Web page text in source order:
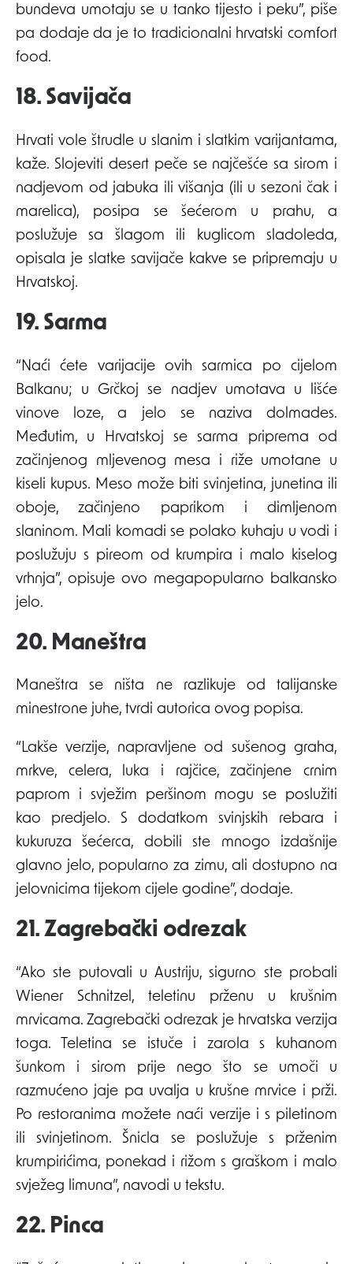
bundeva umotaju se u tanko tijesto i peku”, piše
pa dodaje da je to tradicionalni hrvatski comfort
food.
18. Savijača
Hrvati vole štrudle u slanim i slatkim varijantama,
kaže. Slojeviti desert peče se najčešće sa sirom i
nadjevom od jabuka ili višanja (ili u sezoni čak i
marelica), posipa se šećerom u prahu, a
poslužuje sa šlagom ili kuglicom sladoleda,
opisala je slatke savijače kakve se pripremaju u
Hrvatskoj.
19. Sarma
“Naći ćete varijacije ovih sarmica po cijelom
Balkanu; u Grčkoj se nadjev umotava u lišće
vinove loze, a jelo se naziva dolmades.
Međutim, u Hrvatskoj se sarma priprema od
začinjenog mljevenog mesa i riže umotane u
kiseli kupus. Meso može biti svinjetina, junetina ili
oboje, začinjeno paprikom i dimljenom
slaninom. Mali komadi se polako kuhaju u vodi i
poslužuju s pireom od krumpira i malo kiselog
vrhnja”, opisuje ovo megapopularno balkansko
jelo.
20. Maneštra
Maneštra se ništa ne razlikuje od talijanske
minestrone juhe, tvrdi autorica ovog popisa.
“Lakše verzije, napravljene od sušenog graha,
mrkve, celera, luka i rajčice, začinjene crnim
paprom i svježim peršinom mogu se poslužiti
kao predjelo. S dodatkom svinjskih rebara i
kukuruza šećerca, dobili ste mnogo izdašnije
glavno jelo, popularno za zimu, ali dostupno na
jelovnicima tijekom cijele godine”, dodaje.
21. Zagrebački odrezak
“Ako ste putovali u Austriju, sigurno ste probali
Wiener Schnitzel, teletinu prženu u krušnim
mrvicama. Zagrebački odrezak je hrvatska verzija
toga. Teletina se istuče i zarola s kuhanom
šunkom i sirom prije nego što se umoči u
razmućeno jaje pa uvalja u krušne mrvice i prži.
Po restoranima možete naći verzije i s piletinom
ili svinjetinom. Šnicla se poslužuje s prženim
krumpirićima, ponekad i rižom s graškom i malo
svježeg limuna”, navodi u tekstu.
22. Pinca